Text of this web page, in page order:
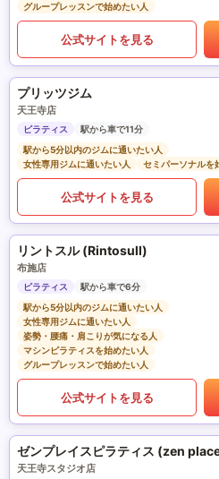
グループレッスンで始めたい人
公式サイトを見る
プリッツジム
天王寺店
ピラティス
駅から車で11分
駅から5分以内のジムに通いたい人
女性専用ジムに通いたい人
セミパーソナルを
公式サイトを見る
リントスル (Rintosull)
布施店
ピラティス
駅から車で6分
駅から5分以内のジムに通いたい人
女性専用ジムに通いたい人
姿勢・腰痛・肩こりが気になる人
マシンピラティスを始めたい人
グループレッスンで始めたい人
公式サイトを見る
ゼンプレイスピラティス (zen
天王寺スタジオ店